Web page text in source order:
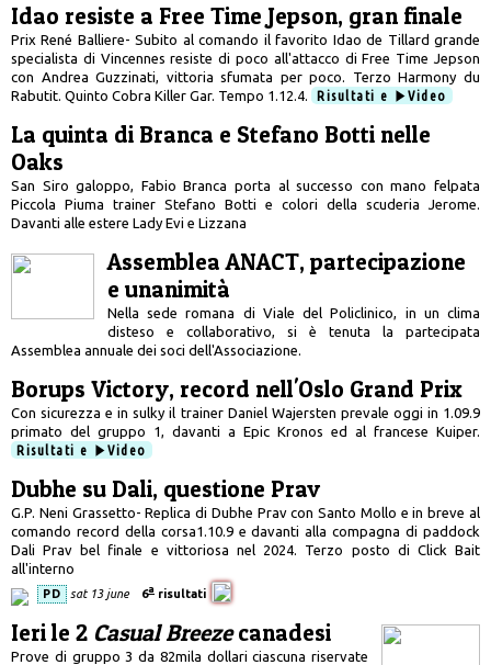
Idao resiste a Free Time Jepson, gran finale
Prix René Balliere- Subito al comando il favorito Idao de Tillard grande
specialista di Vincennes resiste di poco all'attacco di Free Time Jepson
con Andrea Guzzinati, vittoria sfumata per poco. Terzo Harmony du
Rabutit. Quinto Cobra Killer Gar. Tempo 1.12.4.
Risultati e Video
La quinta di Branca e Stefano Botti nelle
Oaks
San Siro galoppo, Fabio Branca porta al successo con mano felpata
Piccola Piuma trainer Stefano Botti e colori della scuderia Jerome.
Davanti alle estere Lady Evi e Lizzana
Assemblea ANACT, partecipazione
e unanimità
Nella sede romana di Viale del Policlinico, in un clima
disteso e collaborativo, si è tenuta la partecipata
Assemblea annuale dei soci dell'Associazione.
Borups Victory, record nell'Oslo Grand Prix
Con sicurezza e in sulky il trainer Daniel Wajersten prevale oggi in 1.09.9
primato del gruppo 1, davanti a Epic Kronos ed al francese Kuiper.
Risultati e
Video
Dubhe su Dali, questione Prav
G.P. Neni Grassetto- Replica di Dubhe Prav con Santo Mollo e in breve al
comando record della corsa1.10.9 e davanti alla compagna di paddock
Dali Prav bel finale e vittoriosa nel 2024. Terzo posto di Click Bait
all'interno
PD sat 13 june 6a risultati
Ieri le 2 Casual Breezecanadesi
Prove di gruppo 3 da 82mila dollari ciascuna riservate